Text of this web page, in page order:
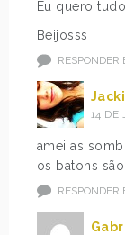
Eu quero tudo
Beijosss
RESPONDER
14 DE
amei as
os batons
RESPONDER